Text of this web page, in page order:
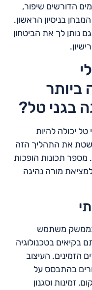
הדורשים שיפור,
בניסיון הראשון.
נותן לך את הביטחון
ביותר
בגני טל?
יכולה להיות
את התהליך הזה
תכונות הופכות
מורה נהיגה
בממשק משתמש
בקיאים בטכנולוגיה
הזמינים. העיצוב
בהתבסס על
זמינות וסגנון